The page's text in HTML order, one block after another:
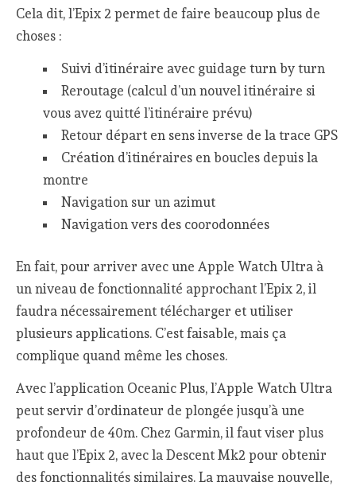
Cela dit, l’Epix 2 permet de faire beaucoup plus de
choses :
Suivi d’itinéraire avec guidage turn by turn
Reroutage (calcul d’un nouvel itinéraire si
vous avez quitté l’itinéraire prévu)
Retour départ en sens inverse de la trace GPS
Création d’itinéraires en boucles depuis la
montre
Navigation sur un azimut
Navigation vers des coorodonnées
En fait, pour arriver avec une Apple Watch Ultra à
un niveau de fonctionnalité approchant l’Epix 2, il
faudra nécessairement télécharger et utiliser
plusieurs applications. C’est faisable, mais ça
complique quand même les choses.
Avec l’application Oceanic Plus, l’Apple Watch Ultra
peut servir d’ordinateur de plongée jusqu’à une
profondeur de 40m. Chez Garmin, il faut viser plus
haut que l’Epix 2, avec la Descent Mk2 pour obtenir
des fonctionnalités similaires. La mauvaise nouvelle,